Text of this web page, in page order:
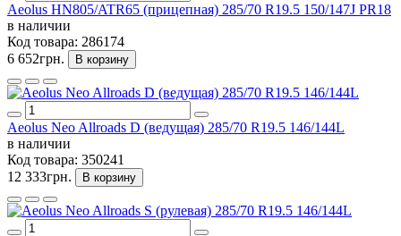
Aeolus HN805/ATR65 (прицепная) 285/70 R19.5 150/147J PR18
в наличии
Код товара: 286174
6 652грн.
В корзину
Aeolus Neo Allroads D (ведущая) 285/70 R19.5 146/144L
в наличии
Код товара: 350241
12 333грн.
В корзину